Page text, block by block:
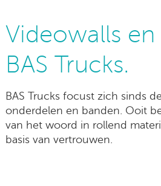
Videowalls
BAS Trucks.
BAS Trucks focust zich sinds
onderdelen en banden. Ooit
van het woord in rollend
basis van vertrouwen.